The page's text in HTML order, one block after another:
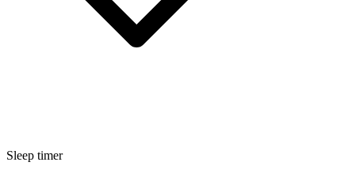
Sleep timer